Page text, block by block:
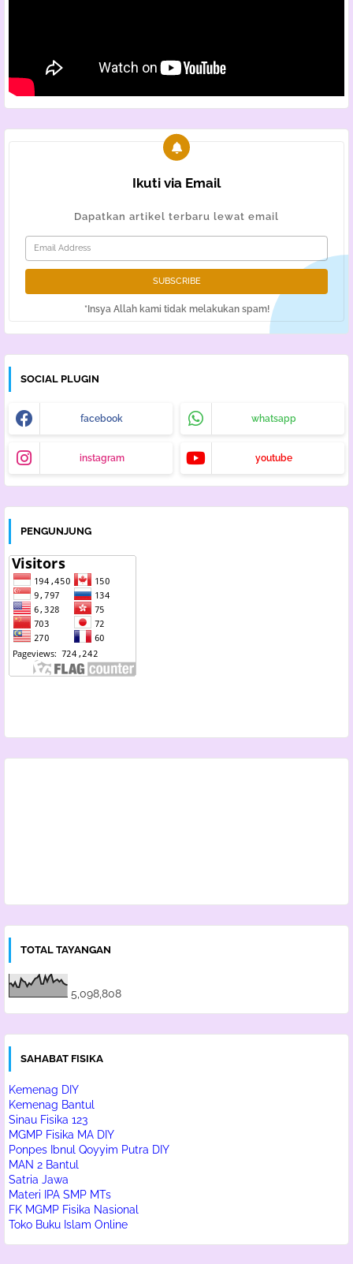
Ikuti via Email
Dapatkan artikel terbaru lewat email
*Insya Allah kami tidak melakukan spam!
SOCIAL PLUGIN
facebook whatsapp
instagram youtube
PENGUNJUNG
TOTAL TAYANGAN
5,098,808
SAHABAT FISIKA
Kemenag DIY
Kemenag Bantul
Sinau Fisika 123
MGMP Fisika MA DIY
Ponpes Ibnul Qoyyim Putra DIY
MAN 2 Bantul
Satria Jawa
Materi IPA SMP MTs
FK MGMP Fisika Nasional
Toko Buku Islam Online